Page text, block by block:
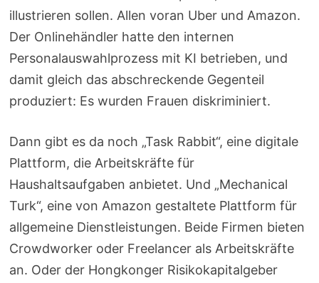
illustrieren sollen. Allen voran Uber und Amazon.
Der Onlinehändler hatte den internen
Personalauswahlprozess mit KI betrieben, und
damit gleich das abschreckende Gegenteil
produziert: Es wurden Frauen diskriminiert.
Dann gibt es da noch „Task Rabbit“, eine digitale
Plattform, die Arbeitskräfte für
Haushaltsaufgaben anbietet. Und „Mechanical
Turk“, eine von Amazon gestaltete Plattform für
allgemeine Dienstleistungen. Beide Firmen bieten
Crowdworker oder Freelancer als Arbeitskräfte
an. Oder der Hongkonger Risikokapitalgeber